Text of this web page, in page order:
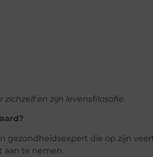
en zijn levensfilosofie.
gezondheidsexpert die op zijn
aan te nemen.